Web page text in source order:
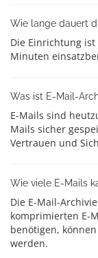
Wie lange dauert
Die Einrichtung
Minuten
Was ist E-Mail-
E-Mails sind
Mails sicher
Vertrauen und
Wie viele E-Mails
Die E-Mail-
komprimierten E-
benötigen,
werden.